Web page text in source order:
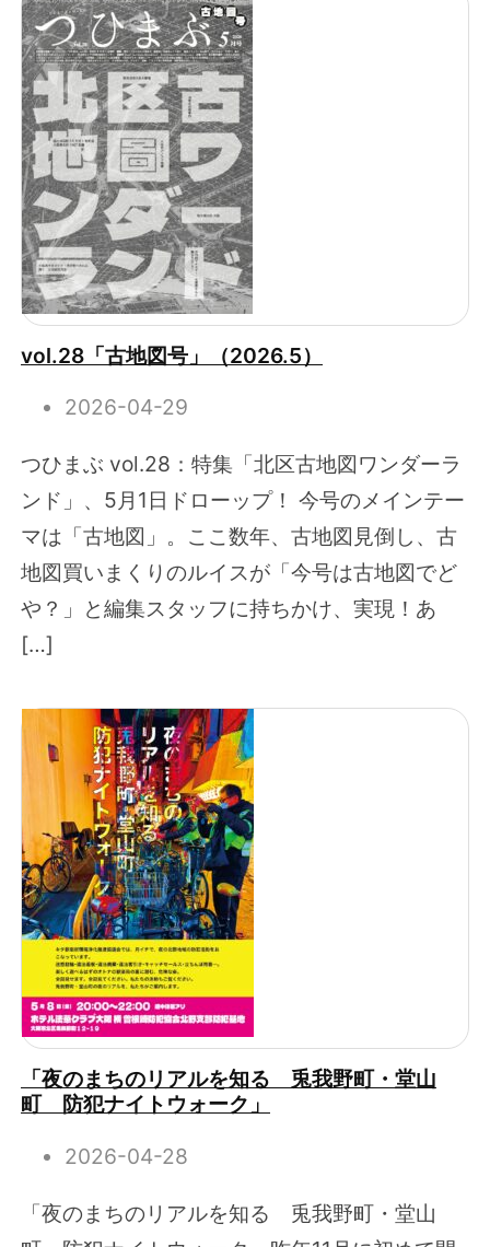
vol.28「古地図号」（2026.5）
2026-04-29
つひまぶ vol.28：特集「北区古地図ワンダーラ
ンド」、5月1日ドローップ！ 今号のメインテー
マは「古地図」。ここ数年、古地図見倒し、古
地図買いまくりのルイスが「今号は古地図でど
や？」と編集スタッフに持ちかけ、実現！あ
[…]
「夜のまちのリアルを知る 兎我野町・堂山
町 防犯ナイトウォーク」
2026-04-28
「夜のまちのリアルを知る 兎我野町・堂山